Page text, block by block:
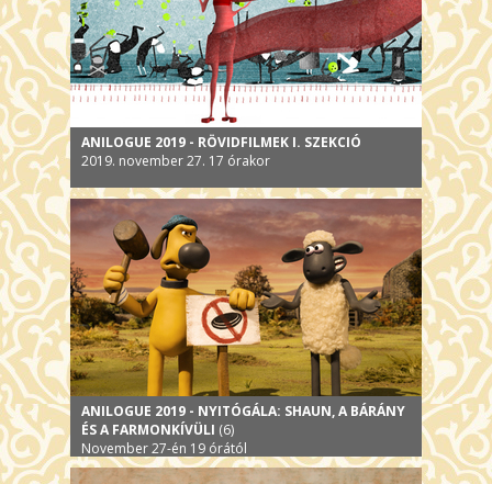
ANILOGUE 2019 - RÖVIDFILMEK I. SZEKCIÓ
2019. november 27. 17 órakor
ANILOGUE 2019 - NYITÓGÁLA: SHAUN, A BÁRÁNY
ÉS A FARMONKÍVÜLI (6)
November 27-én 19 órától